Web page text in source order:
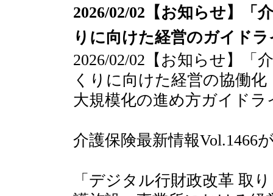
2026/02/02【お知らせ】「
りに向けた経営のガイド
2026/02/02【お知らせ】「
くりに向けた経営の協働化
大規模化の進め方ガイド
介護保険最新情報Vol.1466
「デジタル行財政改革 取